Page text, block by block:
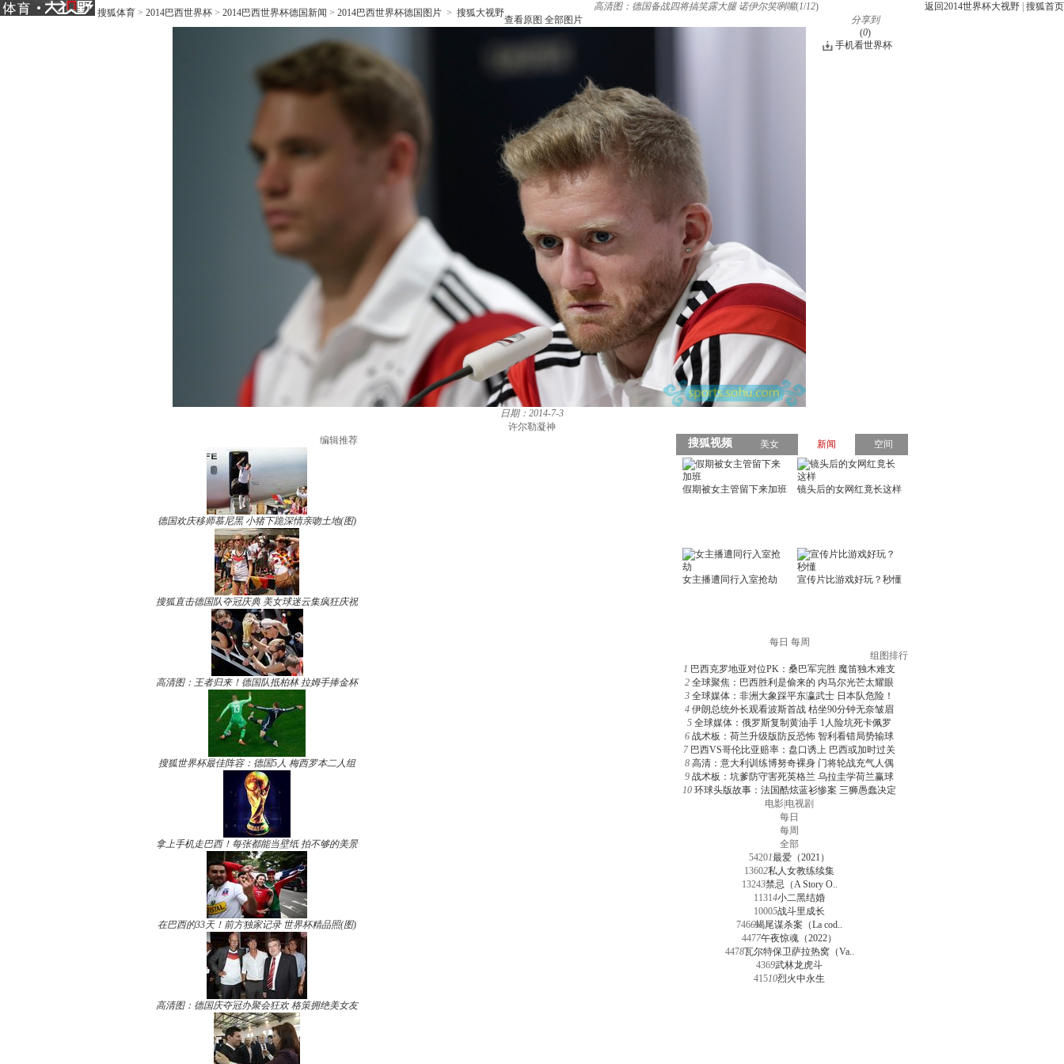
搜狐体育 > 2014巴西世界杯 > 2014巴西世界杯德国新闻 > 2014巴西世界杯德国图片 > 搜狐大视野
返回2014世界杯大视野 搜狐首页
高清图：德国备战四将搞笑露大腿 诺伊尔笑咧嘴(1/12)
查看原图 全部图片
分享到
(0)
手机看世界杯
日期：2014-7-3
许尔勒凝神
编辑推荐
德国欢庆移师慕尼黑 小猪下跪深情亲吻土地(图)
搜狐直击德国队夺冠庆典 美女球迷云集疯狂庆祝
高清图：王者归来！德国队抵柏林 拉姆手捧金杯
搜狐世界杯最佳阵容：德国5人 梅西罗本二人组
拿上手机走巴西！每张都能当壁纸 拍不够的美景
在巴西的33天！前方独家记录 世界杯精品照(图)
高清图：德国庆夺冠办聚会狂欢 格策拥绝美女友
每日 每周
组图排行
1 巴西克罗地亚对位PK：桑巴军完胜 魔笛独木难支
2 全球聚焦：巴西胜利是偷来的 内马尔光芒太耀眼
3 全球媒体：非洲大象踩平东瀛武士 日本队危险！
4 伊朗总统外长观看波斯首战 枯坐90分钟无奈皱眉
5 全球媒体：俄罗斯复制黄油手 1人险坑死卡佩罗
6 战术板：荷兰升级版防反恐怖 智利看错局势输球
7 巴西VS哥伦比亚赔率：盘口诱上 巴西或加时过关
8 高清：意大利训练博努奇裸身 门将轮战充气人偶
9 战术板：坑爹防守害死英格兰 乌拉圭学荷兰赢球
10 环球头版故事：法国酷炫蓝衫惨案 三狮愚蠢决定
电影 电视剧
每日
每周
全部
54201最爱（2021）
13602私人女教练续集
13243禁忌（A Story O..
11314小二黑结婚
10005战斗里成长
7466蝎尾谋杀案（La cod..
4477午夜惊魂（2022）
4478瓦尔特保卫萨拉热窝（Va..
4369武林龙虎斗
41510烈火中永生